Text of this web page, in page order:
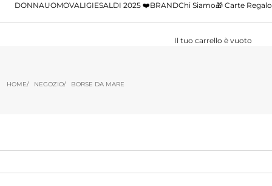
DONNAUOMOVALIGIESALDI 2025 ❤️BRANDChi Siamo🎁 Carte Regalo
Il tuo carrello è vuoto
HOME NEGOZIO BORSE DA MARE